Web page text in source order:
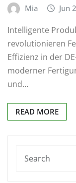
Mia Jun
Intelligente
revolutionieren
Effizienz in der
moderner
und…
READ MORE